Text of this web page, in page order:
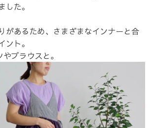
した。
があるため、さまざまなインナーと合
ト。
ブラウスと。